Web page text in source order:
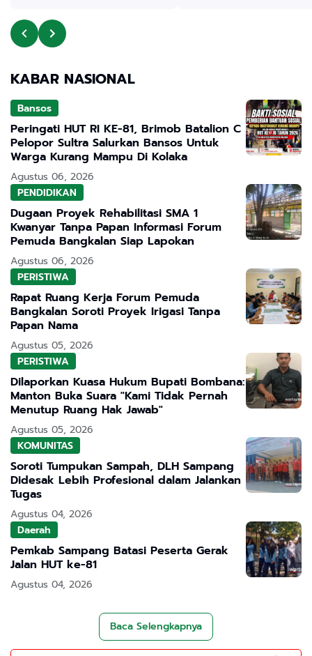
KABAR NASIONAL
Bansos
Peringati HUT RI KE-81, Brimob Batalion C
Pelopor Sultra Salurkan Bansos Untuk
Warga Kurang Mampu Di Kolaka
Agustus 06, 2026
PENDIDIKAN
Dugaan Proyek Rehabilitasi SMA 1
Kwanyar Tanpa Papan Informasi Forum
Pemuda Bangkalan Siap Lapokan
Agustus 06, 2026
PERISTIWA
Rapat Ruang Kerja Forum Pemuda
Bangkalan Soroti Proyek Irigasi Tanpa
Papan Nama
Agustus 05, 2026
PERISTIWA
Dilaporkan Kuasa Hukum Bupati Bombana:
Manton Buka Suara "Kami Tidak Pernah
Menutup Ruang Hak Jawab"
Agustus 05, 2026
KOMUNITAS
Soroti Tumpukan Sampah, DLH Sampang
Didesak Lebih Profesional dalam Jalankan
Tugas
Agustus 04, 2026
Daerah
Pemkab Sampang Batasi Peserta Gerak
Jalan HUT ke-81
Agustus 04, 2026
Baca Selengkapnya